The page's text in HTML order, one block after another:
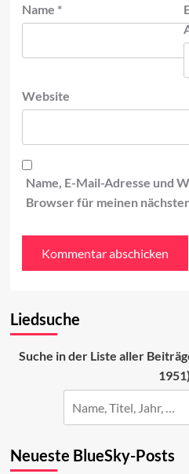
Name *
Website
Name, E-Mail-Adresse und
Browser für meinen
Liedsuche
Suche in der Liste aller
Neueste BlueSky-Posts